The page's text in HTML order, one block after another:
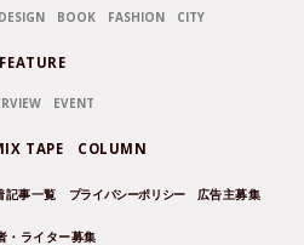
BOOK FASHION CITY
FEATURE
EVENT
TAPE COLUMN
記事一覧 プライバシーポリシー 広告主募集
・ライター募集